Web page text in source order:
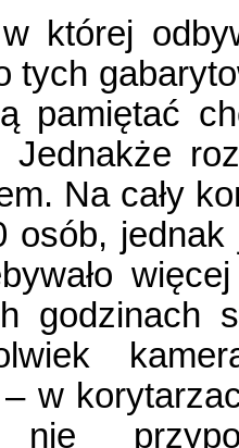
w której
tych
pamiętać
Jednakże
Na cały
osób,
godzinach
w
nie